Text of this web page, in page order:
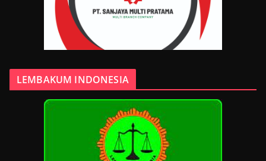
LEMBAKUM INDONESIA